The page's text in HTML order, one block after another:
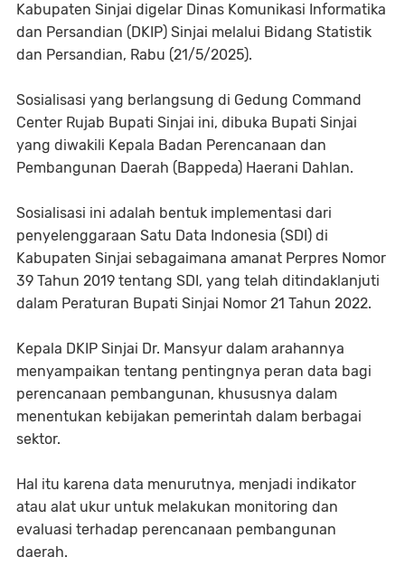
Kabupaten Sinjai digelar Dinas Komunikasi Informatika
dan Persandian (DKIP) Sinjai melalui Bidang Statistik
dan Persandian, Rabu (21/5/2025).
Sosialisasi yang berlangsung di Gedung Command
Center Rujab Bupati Sinjai ini, dibuka Bupati Sinjai
yang diwakili Kepala Badan Perencanaan dan
Pembangunan Daerah (Bappeda) Haerani Dahlan.
Sosialisasi ini adalah bentuk implementasi dari
penyelenggaraan Satu Data Indonesia (SDI) di
Kabupaten Sinjai sebagaimana amanat Perpres Nomor
39 Tahun 2019 tentang SDI, yang telah ditindaklanjuti
dalam Peraturan Bupati Sinjai Nomor 21 Tahun 2022.
Kepala DKIP Sinjai Dr. Mansyur dalam arahannya
menyampaikan tentang pentingnya peran data bagi
perencanaan pembangunan, khususnya dalam
menentukan kebijakan pemerintah dalam berbagai
sektor.
Hal itu karena data menurutnya, menjadi indikator
atau alat ukur untuk melakukan monitoring dan
evaluasi terhadap perencanaan pembangunan
daerah.